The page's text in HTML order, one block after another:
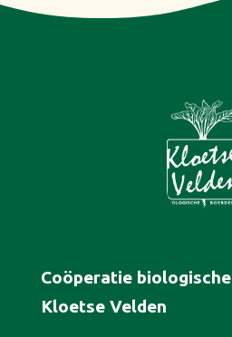
Coöperatie
Kloetse Velden